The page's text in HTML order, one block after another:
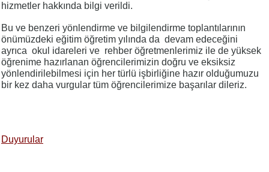
hizmetler hakkında bilgi verildi.
Bu ve benzeri yönlendirme ve bilgilendirme toplantılarının
önümüzdeki eğitim öğretim yılında da devam edeceğini
ayrıca okul idareleri ve rehber öğretmenlerimiz ile de yüksek
öğrenime hazırlanan öğrencilerimizin doğru ve eksiksiz
yönlendirilebilmesi için her türlü işbirliğine hazır olduğumuzu
bir kez daha vurgular tüm öğrencilerimize başarılar dileriz.
Duyurular